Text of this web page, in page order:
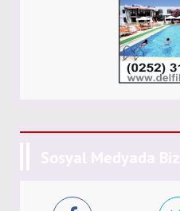
Sosyal Medyada Biz